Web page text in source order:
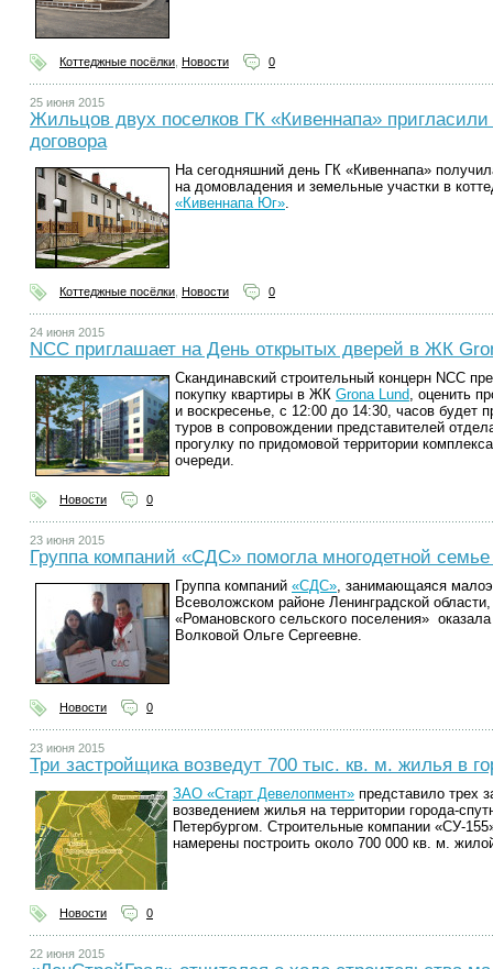
Коттеджные посёлки Новости 0
25 июня 2015
Жильцов двух поселков ГК «Кивеннапа» пригласили
договора
На сегодняшний день ГК «Кивеннапа»
на домовладения и земельные участки в
«Кивеннапа Юг»
Коттеджные посёлки Новости 0
24 июня 2015
NCC приглашает на День открытых дверей в ЖК
Cкандинавский строительный концерн NCC
покупку квартиры в ЖК Grona Lund , оценить
и воскресенье, с 12:00 до 14:30, часов будет
туров в сопровождении представителей
прогулку по придомовой территории
очереди.
Новости 0
23 июня 2015
Группа компаний «СДС» помогла многодетной
Группа компаний «СДС» , занимающаяся
Всеволожском районе Ленинградской
«Романовского сельского поселения»
Волковой Ольге Сергеевне.
Новости 0
23 июня 2015
Три застройщика возведут 700 тыс. кв. м. жилья в
ЗАО «Старт Девелопмент» представило трех
возведением жилья на территории города-
Петербургом. Строительные компании «СУ-
намерены построить около 700 000 кв. м.
Новости 0
22 июня 2015